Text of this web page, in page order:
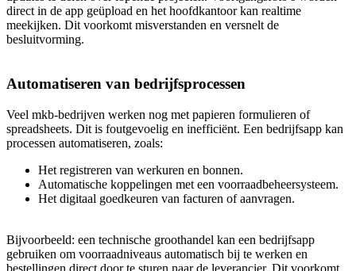
direct in de app geüpload en het hoofdkantoor kan realtime
meekijken. Dit voorkomt misverstanden en versnelt de
besluitvorming.
Automatiseren van bedrijfsprocessen
Veel mkb-bedrijven werken nog met papieren formulieren of
spreadsheets. Dit is foutgevoelig en inefficiënt. Een bedrijfsapp kan
processen automatiseren, zoals:
Het registreren van werkuren en bonnen.
Automatische koppelingen met een voorraadbeheersysteem.
Het digitaal goedkeuren van facturen of aanvragen.
Bijvoorbeeld: een technische groothandel kan een bedrijfsapp
gebruiken om voorraadniveaus automatisch bij te werken en
bestellingen direct door te sturen naar de leverancier. Dit voorkomt